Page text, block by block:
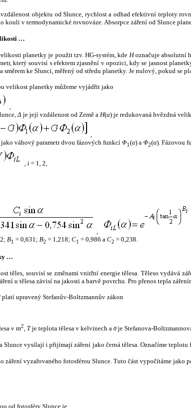
objektu od Slunce, rychlost a odhad efektivní teploty
kouli v termodynamické rovnováze. Absorpce záření od Slunce
…
planetky je použit tzv. HG-systém, kde Hoznačuje absolutní
který souvisí s efektem zjasnění v opozici, kdy se jasnost
směrem ke Slunci, měřený od středu planetky. Je nulový, pokud se
velikost planetky můžeme vyjádřit jako
,
Δ je její vzdálenost od Země a H(α) je redukovaná hvězdná
,
váhový parametr dvou fázových funkcí Φ1(α) a Φ2(α). Fázovou
, i = 1, 2,
,
B1 = 0,631; B2 = 1,218; C1 = 0,986 a C2 = 0,238.
…
těles, souvisí se změnami vnitřní energie tělesa. Těleso vydává
u tělesa závisí na jakosti a barvě povrchu. Pro přenos tepla
platí upravený Stefanův-Boltzmannův zákon
v m2, Tje teplota tělesa v kelvinech a σje Stefanova-
Slunce vysílají i přijímají záření jako černá tělesa. Označíme teplotu
záření vyzařovaného fotosférou Slunce. Tuto část vypočítáme
od fotosféry Slunce je